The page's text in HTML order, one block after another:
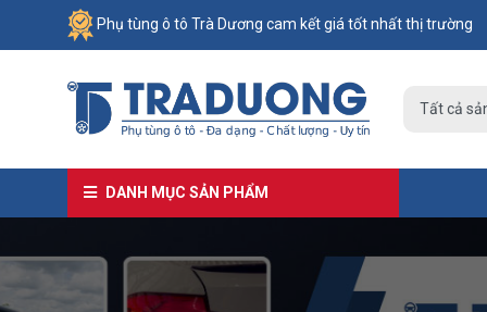
Phụ tùng ô tô Trà Dương cam kết giá tốt nhất thị trường
DANH MỤC SẢN PHẨM